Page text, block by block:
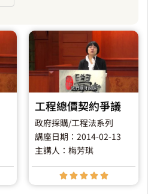
工程總價契約爭議
政府採購/工程法系列
講座日期：2014-02-13
主講人：梅芳琪
    